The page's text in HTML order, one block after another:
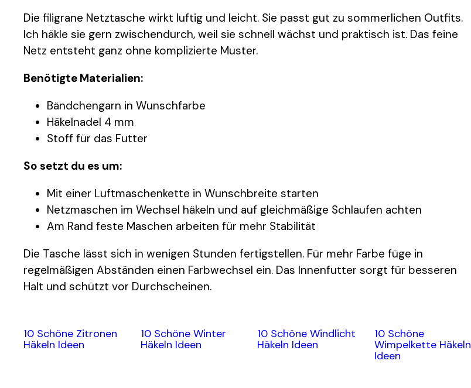
Die filigrane Netztasche wirkt luftig und leicht. Sie passt gut zu sommerlichen Outfits.
Ich häkle sie gern zwischendurch, weil sie schnell wächst und praktisch ist. Das feine
Netz entsteht ganz ohne komplizierte Muster.
Benötigte Materialien:
Bändchengarn in Wunschfarbe
Häkelnadel 4 mm
Stoff für das Futter
So setzt du es um:
Mit einer Luftmaschenkette in Wunschbreite starten
Netzmaschen im Wechsel häkeln und auf gleichmäßige Schlaufen achten
Am Rand feste Maschen arbeiten für mehr Stabilität
Die Tasche lässt sich in wenigen Stunden fertigstellen. Für mehr Farbe füge in
regelmäßigen Abständen einen Farbwechsel ein. Das Innenfutter sorgt für besseren
Halt und schützt vor Durchscheinen.
10 Schöne Zitronen
Häkeln Ideen
10 Schöne Winter
Häkeln Ideen
10 Schöne Windlicht
Häkeln Ideen
10 Schöne
Wimpelkette Häkeln
Ideen